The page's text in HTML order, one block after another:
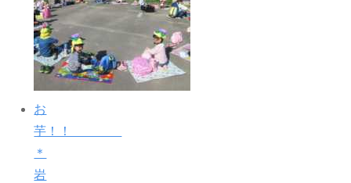
お
芋！！
＊
岩